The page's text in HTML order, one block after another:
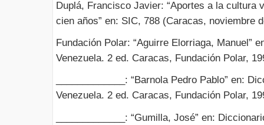
Duplá, Francisco Javier: “Aportes a la cultura
cien años” en: SIC, 788 (Caracas, noviembre
Fundación Polar: “Aguirre Elorriaga, Manuel”
Venezuela. 2 ed. Caracas, Fundación Polar,
_____________: “Barnola Pedro Pablo” en:
Venezuela. 2 ed. Caracas, Fundación Polar,
_____________: “Gumilla, José” en: